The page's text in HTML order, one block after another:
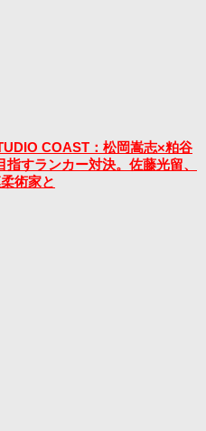
COAST：松岡嵩志×粕谷
すランカー対決。佐藤光留、
術家と